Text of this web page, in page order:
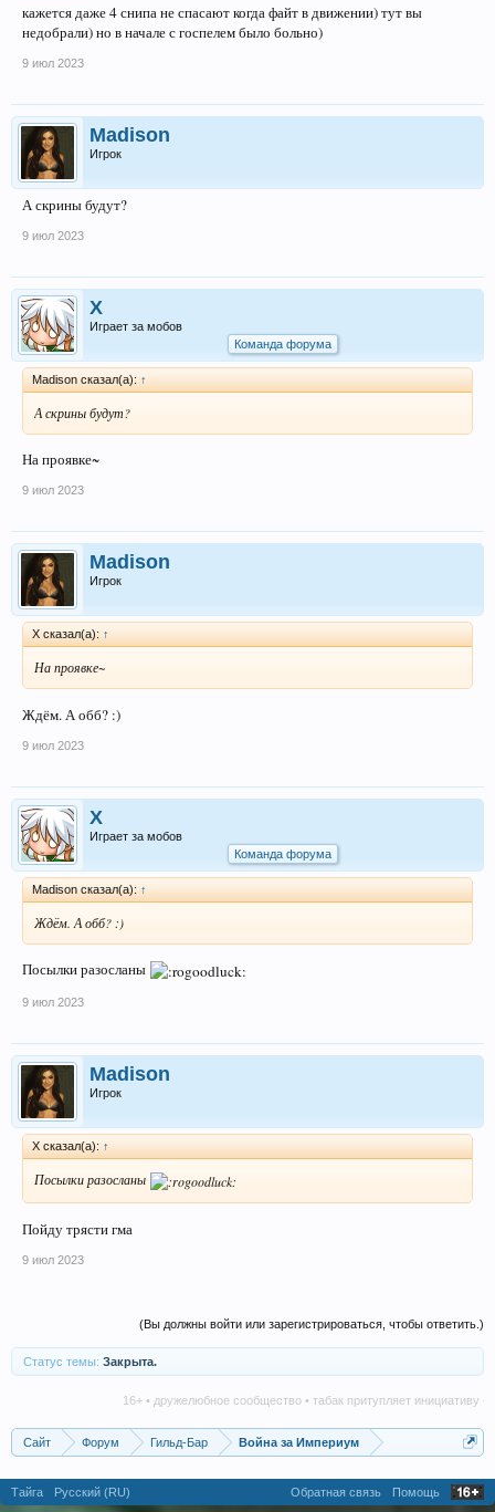
кажется даже 4 снипа не спасают когда файт в движении) тут вы
недобрали) но в начале с госпелем было больно)
9 июл 2023
Madison
Игрок
А скрины будут?
9 июл 2023
X
Играет за мобов
Команда форума
Madison сказал(а): ↑
А скрины будут?
На проявке~
9 июл 2023
Madison
Игрок
X сказал(а): ↑
На проявке~
Ждём. А обб? :)
9 июл 2023
X
Играет за мобов
Команда форума
Madison сказал(а): ↑
Ждём. А обб? :)
Посылки разосланы
9 июл 2023
Madison
Игрок
X сказал(а): ↑
Посылки разосланы
Пойду трясти гма
9 июл 2023
(Вы должны войти или зарегистрироваться, чтобы ответить.)
Статус темы: Закрыта.
16+ • дружелюбное сообщество • табак притупляет инициативу •
Сайт Форум Гильд-Бар Война за Империум
Тайга Русский (RU) Обратная связь
Помощь